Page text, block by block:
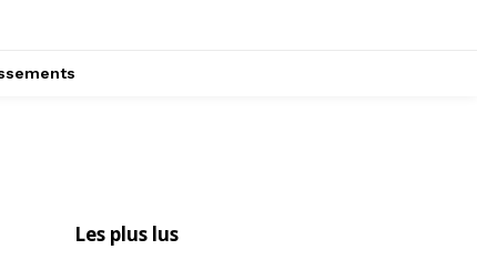
Les plus lus